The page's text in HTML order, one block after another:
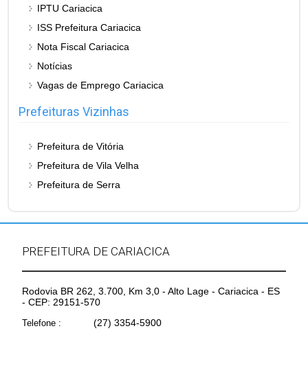
IPTU Cariacica
ISS Prefeitura Cariacica
Nota Fiscal Cariacica
Notícias
Vagas de Emprego Cariacica
Prefeituras Vizinhas
Prefeitura de Vitória
Prefeitura de Vila Velha
Prefeitura de Serra
PREFEITURA DE CARIACICA
Rodovia BR 262, 3.700, Km 3,0 - Alto Lage - Cariacica - ES
- CEP: 29151-570
Telefone : (27) 3354-5900